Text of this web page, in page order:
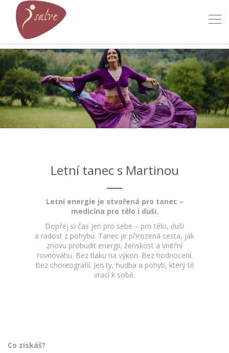
Letní tanec s Martinou
Letní energie je stvořená pro tanec –
medicína pro tělo i duši.
Dopřej si čas jen pro sebe – pro tělo, duši
a radost z pohybu. Tanec je přirozená cesta, jak
znovu probudit energii, ženskost a vnitřní
rovnováhu. Bez tlaku na výkon. Bez hodnocení.
Bez choreografií. Jen ty, hudba a pohyb, který tě
vrací k sobě.
Co získáš?